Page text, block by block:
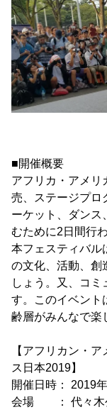
■開催概要
アフリカ・アメリ
売、ステージプロ
ーケット、ダンス
むために2日間行
本フェスティバル
の文化、活動、創
しょう。又、コミ
す。このイベント
齢層がみんなで楽
【アフリカン・
ス日本2019】
開催日時： 2019
会場 ： 代々木